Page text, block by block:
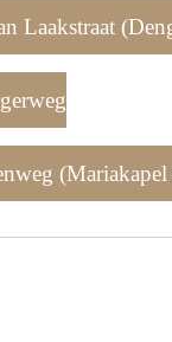
Laakstraat